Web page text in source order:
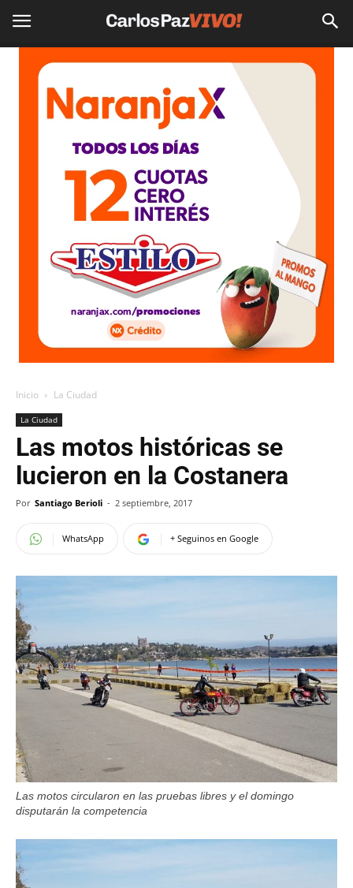
Inicio La Ciudad
La Ciudad
Las motos históricas se
lucieron en la Costanera
Por Santiago Berioli - 2 septiembre, 2017
WhatsApp + Seguinos en Google
Las motos circularon en las pruebas libres y el domingo
disputarán la competencia